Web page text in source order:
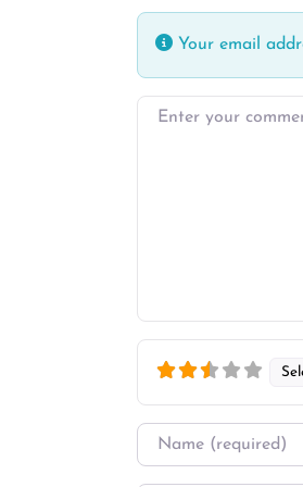
Your email
Enter your comment
Name